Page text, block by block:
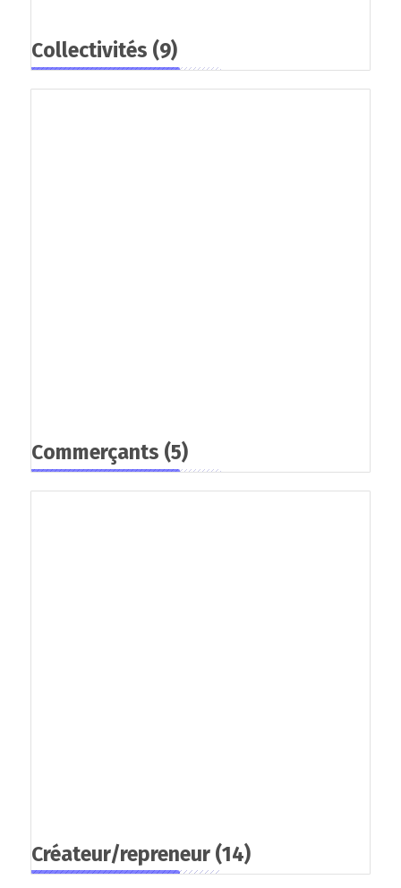
Collectivités (9)
Commerçants (5)
Créateur/repreneur (14)